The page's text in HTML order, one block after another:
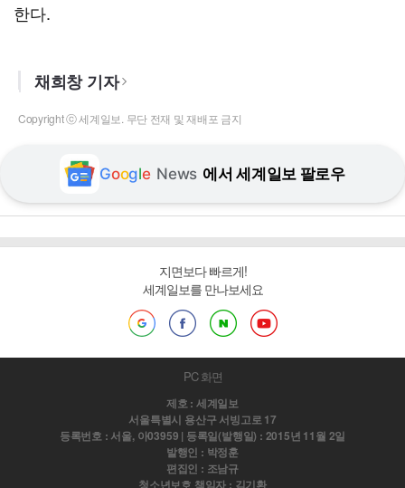
한다.
채희창 기자
Copyright ⓒ 세계일보. 무단 전재 및 재배포 금지
Google News 에서 세계일보 팔로우
지면보다 빠르게!
세계일보를 만나보세요
PC 화면
제호 : 세계일보
서울특별시 용산구 서빙고로 17
등록번호 : 서울, 아03959 | 등록일(발행일) : 2015년 11월 2일
발행인 : 박정훈
편집인 : 조남규
청소년보호 책임자 : 김기환